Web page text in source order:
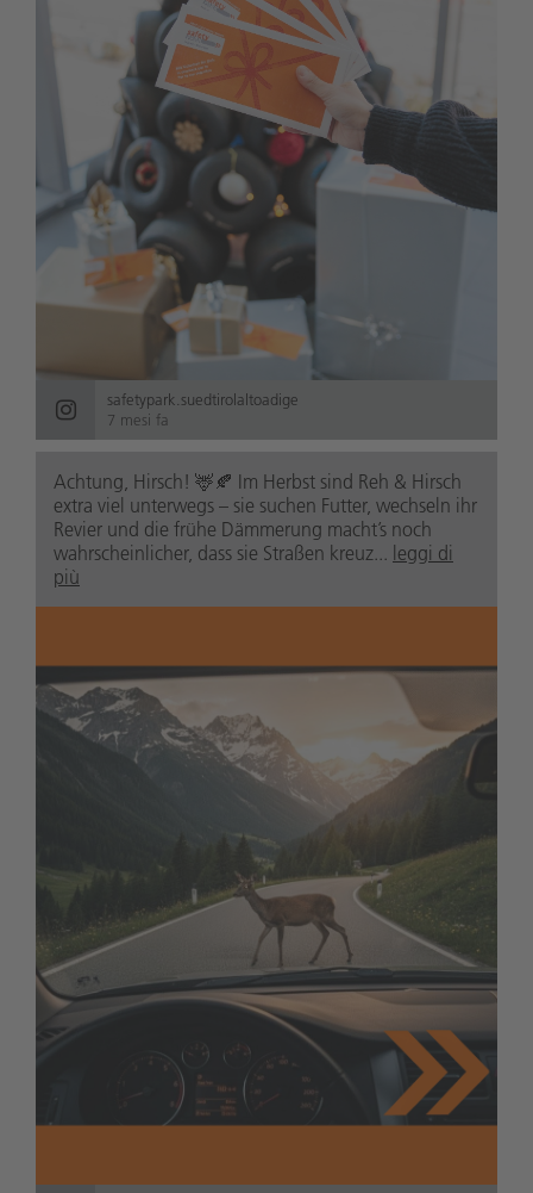
safetypark.suedtirolaltoadige
7 mesi fa
Achtung, Hirsch! 🦌🍂 Im Herbst sind Reh & Hirsch
extra viel unterwegs – sie suchen Futter, wechseln ihr
Revier und die frühe Dämmerung macht’s noch
wahrscheinlicher, dass sie Straßen kreuz... leggi di
più